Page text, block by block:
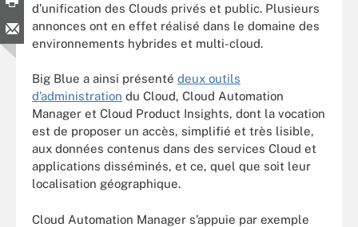
d’unification des Clouds privés et public. Plusieurs
annonces ont en effet réalisé dans le domaine des
environnements hybrides et multi-cloud.
Big Blue a ainsi présenté deux outils
d’administration du Cloud, Cloud Automation
Manager et Cloud Product Insights, dont la vocation
est de proposer un accès, simplifié et très lisible,
aux données contenus dans des services Cloud et
applications disséminés, et ce, quel que soit leur
localisation géographique.
Cloud Automation Manager s’appuie par exemple